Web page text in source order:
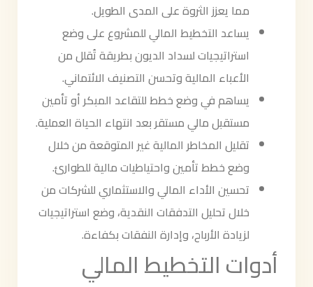
مما يعزز الثروة على المدى الطويل.
يساعد التخطيط المالي للمشروع على وضع
استراتيجيات لسداد الديون بطريقة تُقلل من
الأعباء المالية وتحسن التصنيف الائتماني.
يساهم في وضع خطط للتقاعد المبكر أو تأمين
مستقبل مالي مستقر بعد انتهاء الحياة العملية.
تقليل المخاطر المالية غير المتوقعة من خلال
وضع خطط تأمين واحتياطيات مالية للطوارئ.
تحسين الأداء المالي والاستثماري للشركات من
خلال تحليل التدفقات النقدية، وضع استراتيجيات
لزيادة الأرباح، وإدارة النفقات بكفاءة.
أدوات التخطيط المالي